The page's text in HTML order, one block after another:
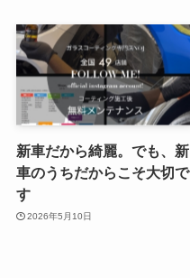
新車だから綺麗。でも、新
車のうちだからこそ大切で
す
2026年5月10日